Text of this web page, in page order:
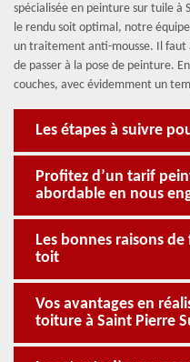
spécialisée en peinture sur tuile à
le rendu soit optimal, notre
un traitement anti-mousse. Il faut
de passer à la pose de peinture.
couches, avec évidemment un
Les étapes à suivre
Profitez d’un tarif
abordable en nous
Les bonnes raisons
toit
Vos avantages en
toiture à Saint Pierre